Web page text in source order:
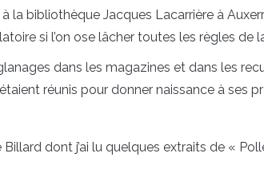
la bibliothèque Jacques Lacarrière à
si l’on ose lâcher toutes les règles de
dans les magazines et dans les
réunis pour donner naissance à ses
Billard dont j’ai lu quelques extraits de «